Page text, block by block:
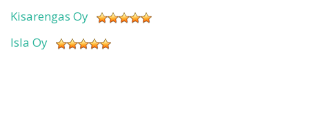
Kisarengas Oy
Isla Oy